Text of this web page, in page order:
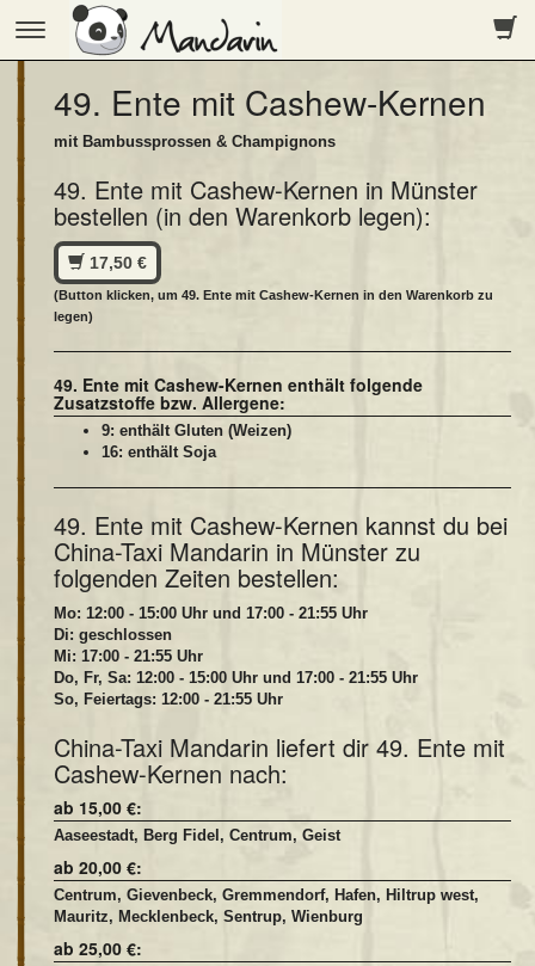
Toggle
navigation
49. Ente mit Cashew-Kernen
mit Bambussprossen & Champignons
49. Ente mit Cashew-Kernen in Münster
bestellen (in den Warenkorb legen):
17,50 €
(Button klicken, um 49. Ente mit Cashew-Kernen in den Warenkorb zu
legen)
49. Ente mit Cashew-Kernen enthält folgende
Zusatzstoffe bzw. Allergene:
9: enthält Gluten (Weizen)
16: enthält Soja
49. Ente mit Cashew-Kernen kannst du bei
China-Taxi Mandarin in Münster zu
folgenden Zeiten bestellen:
Mo: 12:00 - 15:00 Uhr und 17:00 - 21:55 Uhr
Di: geschlossen
Mi: 17:00 - 21:55 Uhr
Do, Fr, Sa: 12:00 - 15:00 Uhr und 17:00 - 21:55 Uhr
So, Feiertags: 12:00 - 21:55 Uhr
China-Taxi Mandarin liefert dir 49. Ente mit
Cashew-Kernen nach:
ab 15,00 €:
Aaseestadt, Berg Fidel, Centrum, Geist
ab 20,00 €:
Centrum, Gievenbeck, Gremmendorf, Hafen, Hiltrup west,
Mauritz, Mecklenbeck, Sentrup, Wienburg
ab 25,00 €: